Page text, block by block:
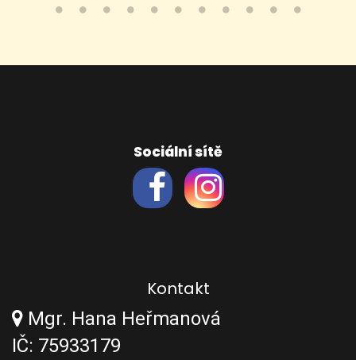
Sociální sítě
Kontakt
Mgr. Hana Heřmanová
IČ: 75933179